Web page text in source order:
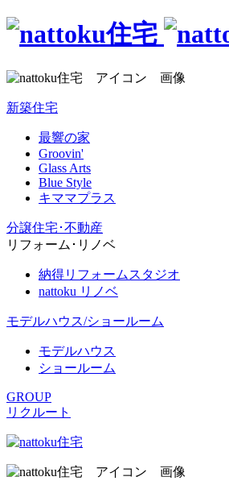
新築住宅
最響の家
Groovin'
Glass Arts
Blue Style
キママプラス
分譲住宅･不動産
リフォーム･リノベ
納得リフォームスタジオ
nattoku リノベ
モデルハウス/ショールーム
モデルハウス
ショールーム
GROUP
リクルート